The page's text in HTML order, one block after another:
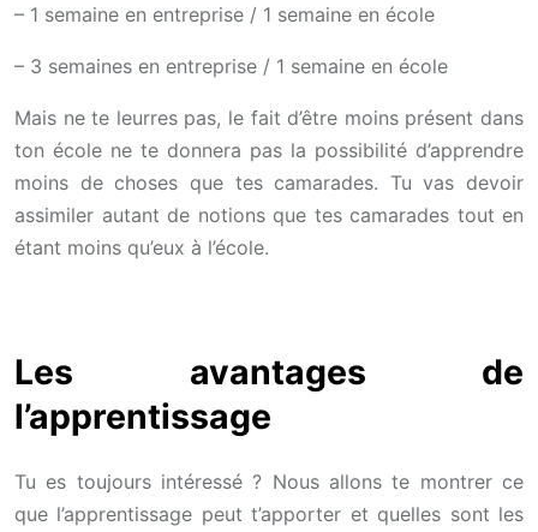
– 1 semaine en entreprise / 1 semaine en école
– 3 semaines en entreprise / 1 semaine en école
Mais ne te leurres pas, le fait d’être moins présent dans
ton école ne te donnera pas la possibilité d’apprendre
moins de choses que tes camarades. Tu vas devoir
assimiler autant de notions que tes camarades tout en
étant moins qu’eux à l’école.
Les avantages de
l’apprentissage
Tu es toujours intéressé ? Nous allons te montrer ce
que l’apprentissage peut t’apporter et quelles sont les